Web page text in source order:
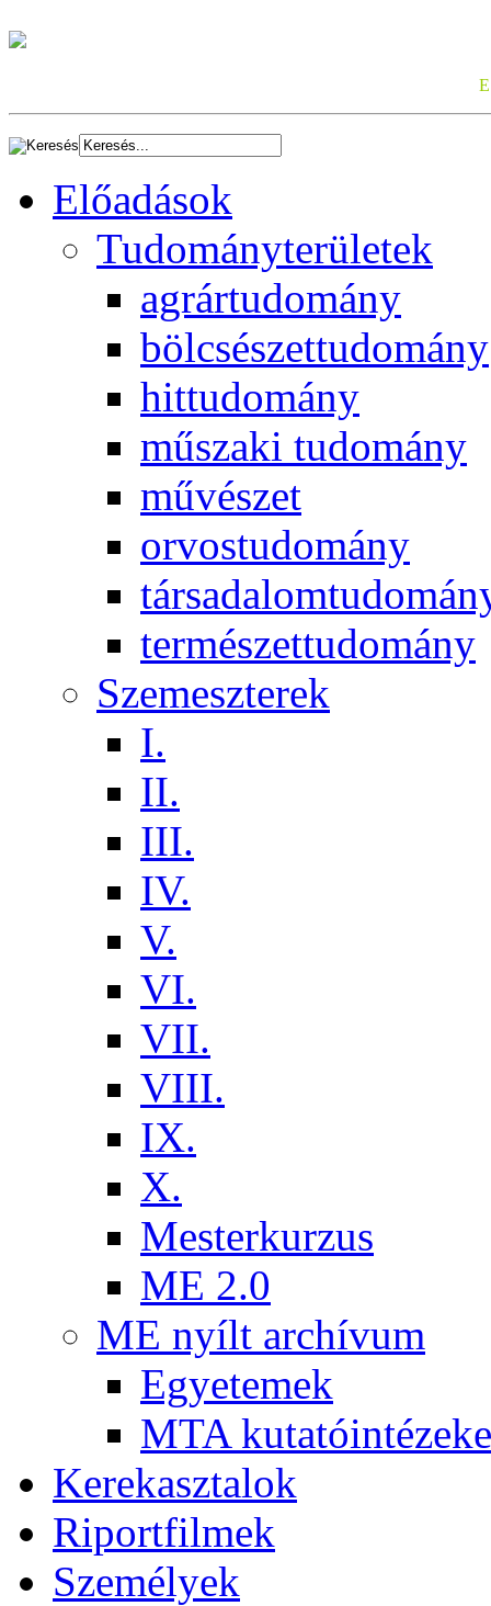
Előadások
Tudományterületek
agrártudomány
bölcsészettudomány
hittudomány
műszaki tudomány
művészet
orvostudomány
természettudomány
Szemeszterek
I.
II.
III.
IV.
V.
VI.
VII.
VIII.
IX.
X.
Mesterkurzus
ME 2.0
ME nyílt archívum
Egyetemek
MTA
Kerekasztalok
Riportfilmek
Személyek